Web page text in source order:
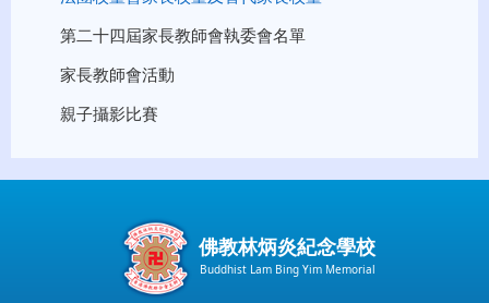
第二十四屆家長教師會執委會名單
家長教師會活動
親子攝影比賽
佛教林炳炎紀念學校
Buddhist Lam Bing Yim Memorial